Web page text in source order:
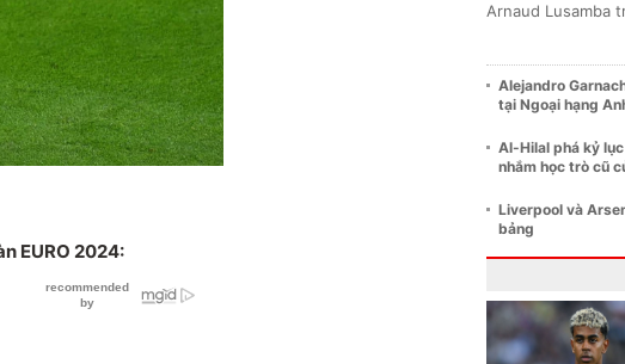
EURO 2024:
Arnaud Lusamba
Alejandro
tại Ngoại hạng
Al-Hilal phá kỷ
nhắm học trò cũ
Liverpool và
bảng